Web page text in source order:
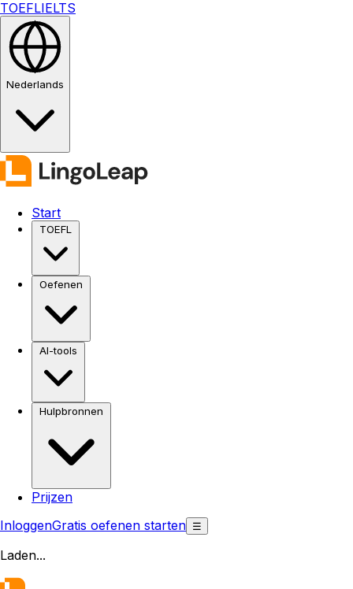
TOEFLIELTS
Nederlands
Start
TOEFL
Oefenen
AI-tools
Hulpbronnen
Prijzen
InloggenGratis oefenen starten ☰
Laden...